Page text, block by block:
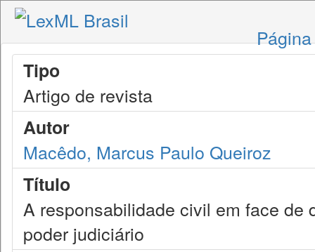
Tipo
Artigo de revista
Autor
Macêdo, Marcus Paulo Queiroz
Título
A responsabilidade civil em face de
poder judiciário